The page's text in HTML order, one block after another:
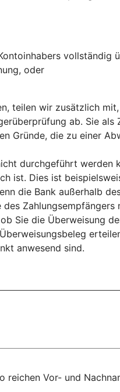
vollständig
oder
teilen wir zusätzlich
ab. Sie
Gründe, die zu einer
durchgeführt werden
ist. Dies ist
die Bank außerhalb
Sie die Überweisung
anwesend sind.
reichen Vor- und